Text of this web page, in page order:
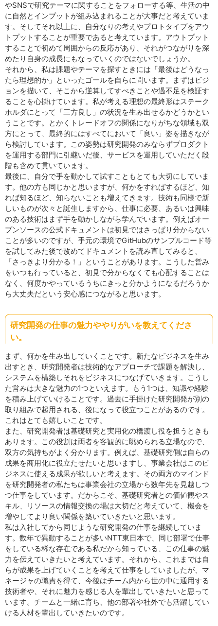
やSNSで研究テーマに関することをフォローする等、生活の中
に自然とインプットが組み込まれることが大事だと考えていま
す。そしてそれ以上に、自分なりの考えやプロトタイプをアウ
トプットすることが重要であると考えています。アウトプット
することで初めて周囲からの反応があり、それがつながりを深
めたり自身の成長にもなっていくのではないでしょうか。
それから、私は課題やテーマを探すときには「最後はどうなっ
たら理想的か」といったゴールを自らに問います。まずはビジ
ョンを描いて、そこから逆算してすべきことや過不足を検証す
ることを心掛けています。私が考える理想の最終形はステーク
ホルダにとって「三方良し」の状況を生み出せるかどうかとい
うことです。とかくトレードオフの関係になりがちな領域も双
方にとって、最終的にはすべてにおいて「良い」姿を描きなが
ら検討しています。この姿勢は研究開発のみならずプロダクト
を運用する部門に引継いだ後、サービスを運用していただく段
階も含めて貫いています。
最後に、自分で手を動かして試すこともとても大切にしていま
す。他の方も同じかと思いますが、何かをすればするほど、知
れば知るほど、知らないことも増えてきます。技術も同様で新
しいものが次々と誕生しますから、仕事に必要、あるいは興味
のある技術はまず手を動かしながら学んでいます。例えばオー
プンソースの公式ドキュメントは初見ではさっぱり分からない
ことが多いのですが、手元の環境でGitHubのサンプルコード等
を試してみた後で改めてドキュメントを読み直してみると、
「さっきより分かる！」ということがあります。こうした営み
をいつも行っていると、初見で分からなくても心配することは
なく、何度かやっているうちにきっと分かようになるだろうか
ら大丈夫だという安心感につながると思います。
研究開発の仕事の魅力ややりがいを教えてくださ
い。
まず、何かを生み出していくことです。新たなビジネスを生み
出すとき、研究開発者は技術的なアプローチで課題を解決し、
システムを構築しそれをビジネスにつなげていきます。こうし
た営みは大きな魅力の1つといえます。もう1つは、知識や経験
を積み上げていけることです。過去に手掛けた研究開発が別の
取り組みで起用される、後になって役立つことがあるのです。
これはとても嬉しいことです。
また、研究開発者は基礎研究と実用化の橋渡し役を担うときも
あります。この役割は両者を客観的に眺められる立場なので、
双方の気持ちがよく分かります。例えば、基礎研究側は自らの
成果を商用化に役立たせたいと思いますし、事業会社はこのビ
ジネスに使える成果が欲しいと考えます。その両方のマインド
を研究開発者の私たちは事業会社の立場から数年先を見越しつ
つ仕事をしています。だからこそ、基礎研究者との価値観やス
キル、リソースの情報交換の場は大切だと考えていて、機会を
増やしてより良い関係を築いていきたいと思います。
私は入社してから同じような研究開発の仕事を継続していま
す。数年で異動することが多いNTT東日本で、同じ部署で仕事
をしている稀な存在である私だから知っている、この仕事の魅
力を伝えていきたいと考えています。それから、これまでは自
らが成果を上げていくことを考えて仕事をしていましたが、マ
ネージャの職責を得て、今後はチーム内から世の中に通用する
技術者や、それに魅力を感じる人を輩出していきたいと思って
います。チームと一緒に育ち、他の部署や社外でも活躍してい
ける人材を輩出していきたいのです。